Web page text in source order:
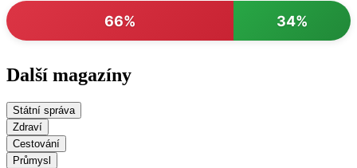
66% 34%
Další magazíny
Státní správa
Zdraví
Cestování
Průmysl